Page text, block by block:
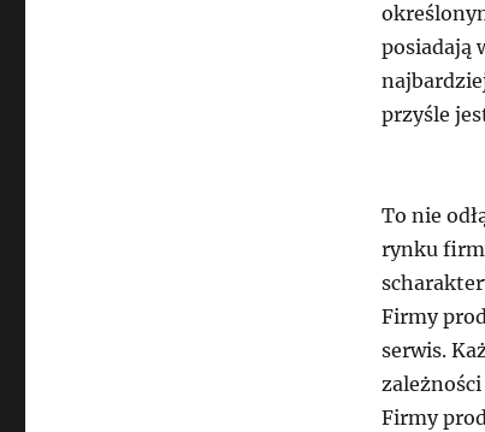
posiadają
przyśle
To nie
rynku
Firmy
serwis.
Firmy